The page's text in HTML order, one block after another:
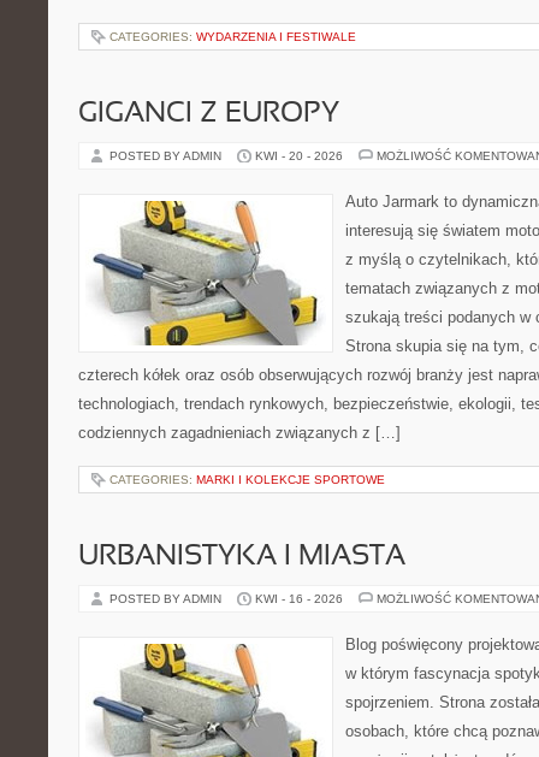
CATEGORIES: WYDARZENIA I FESTIWALE
GIGANCI Z EUROPY
POSTED BY ADMIN KWI - 20 - 2026 MOŻLIWOŚĆ
Auto Jarmark to
interesują się światem
z myślą o czytelnikach,
tematach związanych z
szukają treści podanych
Strona skupia się na tym,
czterech kółek oraz osób obserwujących rozwój branży jest
technologiach, trendach rynkowych, bezpieczeństwie, ekologii,
codziennych zagadnieniach związanych z […]
CATEGORIES: MARKI I KOLEKCJE SPORTOWE
URBANISTYKA I MIASTA
POSTED BY ADMIN KWI - 16 - 2026 MOŻLIWOŚĆ
Blog poświęcony
w którym fascynacja
spojrzeniem. Strona
osobach, które chcą